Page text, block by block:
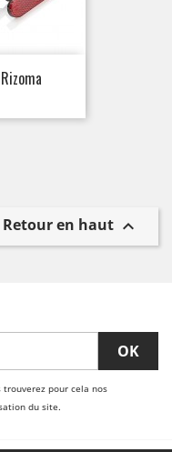
Retour en haut 
trouverez pour cela nos
du site.